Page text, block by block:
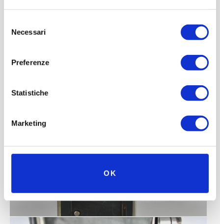
delNecessari
Preferenze
Statistiche
Marketing
OK